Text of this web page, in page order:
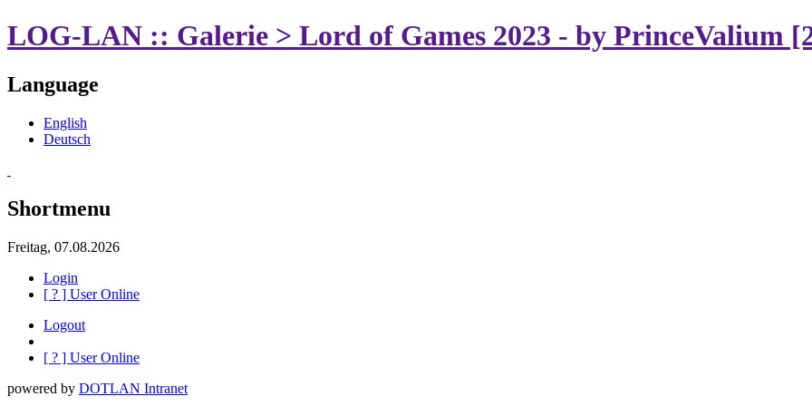
LOG-LAN :: Galerie > Lord of Games 2023 - by PrinceValium
Language
English
Deutsch
Shortmenu
Freitag, 07.08.2026
Login
[ ? ] User Online
Logout
[ ? ] User Online
powered by DOTLAN Intranet